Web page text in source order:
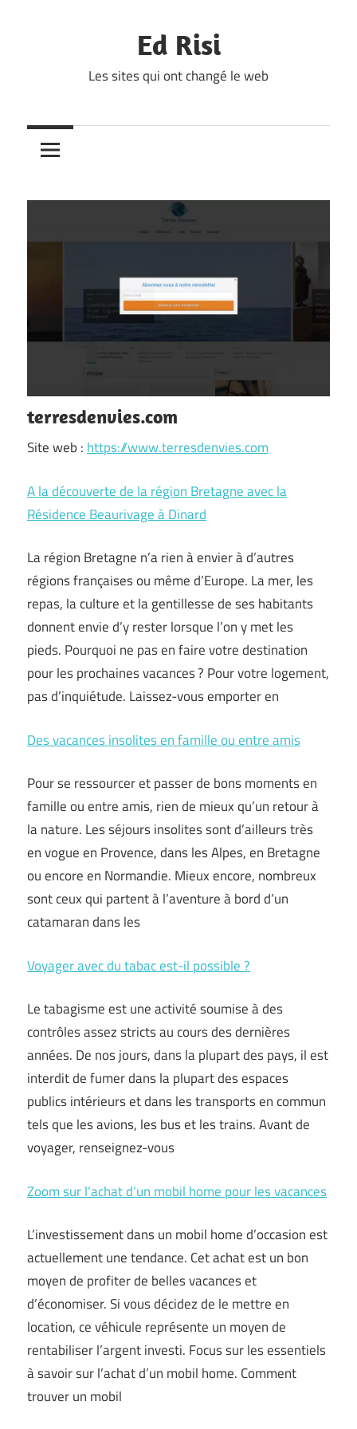
Ed Risi
Les sites qui ont changé le web
terresdenvies.com
Site web : https://www.terresdenvies.com
A la découverte de la région Bretagne avec la
Résidence Beaurivage à Dinard
La région Bretagne n’a rien à envier à d’autres
régions françaises ou même d’Europe. La mer, les
repas, la culture et la gentillesse de ses habitants
donnent envie d’y rester lorsque l’on y met les
pieds. Pourquoi ne pas en faire votre destination
pour les prochaines vacances ? Pour votre logement,
pas d’inquiétude. Laissez-vous emporter en
Des vacances insolites en famille ou entre amis
Pour se ressourcer et passer de bons moments en
famille ou entre amis, rien de mieux qu’un retour à
la nature. Les séjours insolites sont d’ailleurs très
en vogue en Provence, dans les Alpes, en Bretagne
ou encore en Normandie. Mieux encore, nombreux
sont ceux qui partent à l’aventure à bord d’un
catamaran dans les
Voyager avec du tabac est-il possible ?
Le tabagisme est une activité soumise à des
contrôles assez stricts au cours des dernières
années. De nos jours, dans la plupart des pays, il est
interdit de fumer dans la plupart des espaces
publics intérieurs et dans les transports en commun
tels que les avions, les bus et les trains. Avant de
voyager, renseignez-vous
Zoom sur l’achat d’un mobil home pour les vacances
L’investissement dans un mobil home d’occasion est
actuellement une tendance. Cet achat est un bon
moyen de profiter de belles vacances et
d’économiser. Si vous décidez de le mettre en
location, ce véhicule représente un moyen de
rentabiliser l’argent investi. Focus sur les essentiels
à savoir sur l’achat d’un mobil home. Comment
trouver un mobil